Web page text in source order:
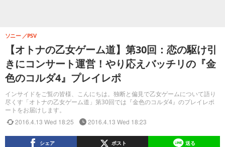
【オトナの乙女ゲーム道】第30回：恋の駆け引
きにコンサート運営！やり応えバッチリの『金
色のコルダ4』プレイレポ
インサイドをご覧の皆様、こんにちは。独断と偏見で乙女ゲームについて語り
尽くす「オトナの乙女ゲーム道」第30回では『金色のコルダ4』のプレイレポ
ートをお届けします。
ソニー PSV
2016.4.13 Wed 18:25 2016.4.13 Wed 18:23
シェア ポスト 送る